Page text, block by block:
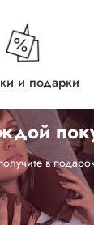
и подарки
в